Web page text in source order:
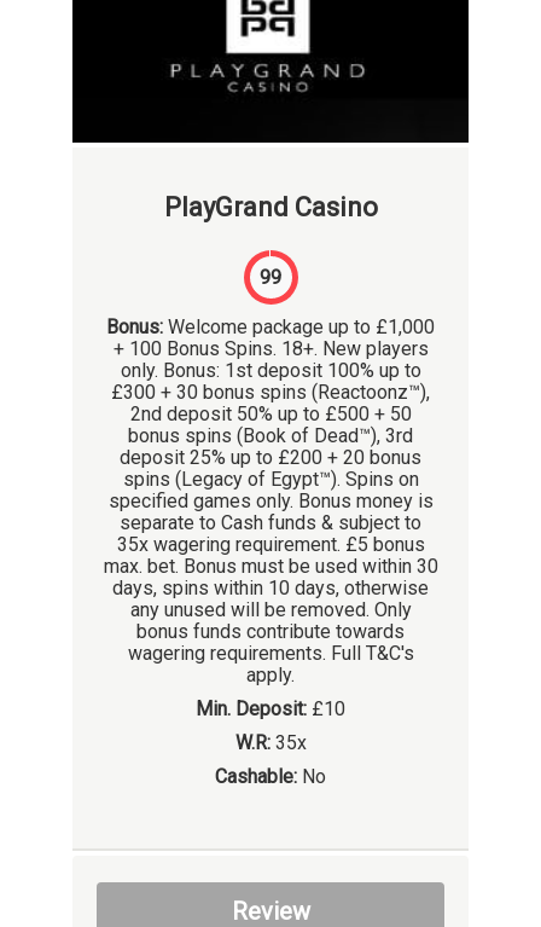
PlayGrand Casino
99
Bonus: Welcome package up to £1,000
+ 100 Bonus Spins. 18+. New players
only. Bonus: 1st deposit 100% up to
£300 + 30 bonus spins (Reactoonz™),
2nd deposit 50% up to £500 + 50
bonus spins (Book of Dead™), 3rd
deposit 25% up to £200 + 20 bonus
spins (Legacy of Egypt™). Spins on
specified games only. Bonus money is
separate to Cash funds & subject to
35x wagering requirement. £5 bonus
max. bet. Bonus must be used within 30
days, spins within 10 days, otherwise
any unused will be removed. Only
bonus funds contribute towards
wagering requirements. Full T&C's
apply.
Min. Deposit: £10
W.R: 35x
Cashable: No
Review